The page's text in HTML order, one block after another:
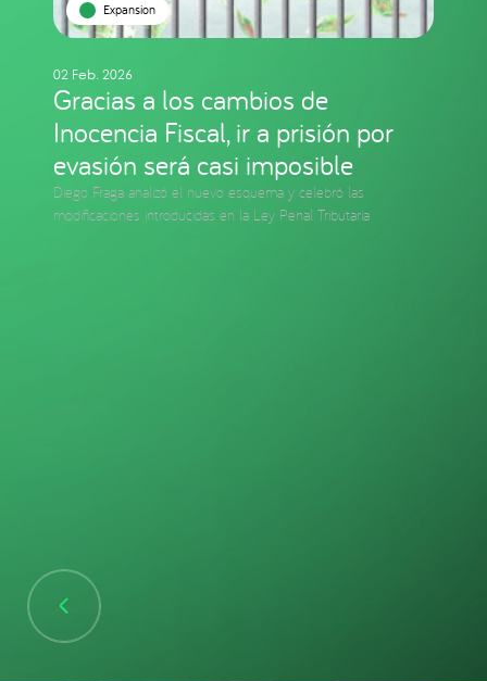
Expansion
02 Feb. 2026
Gracias a los cambios de
Inocencia Fiscal, ir a prisión por
evasión será casi imposible
Diego Fraga analizó el nuevo esquema y celebró las
modificaciones introducidas en la Ley Penal Tributaria